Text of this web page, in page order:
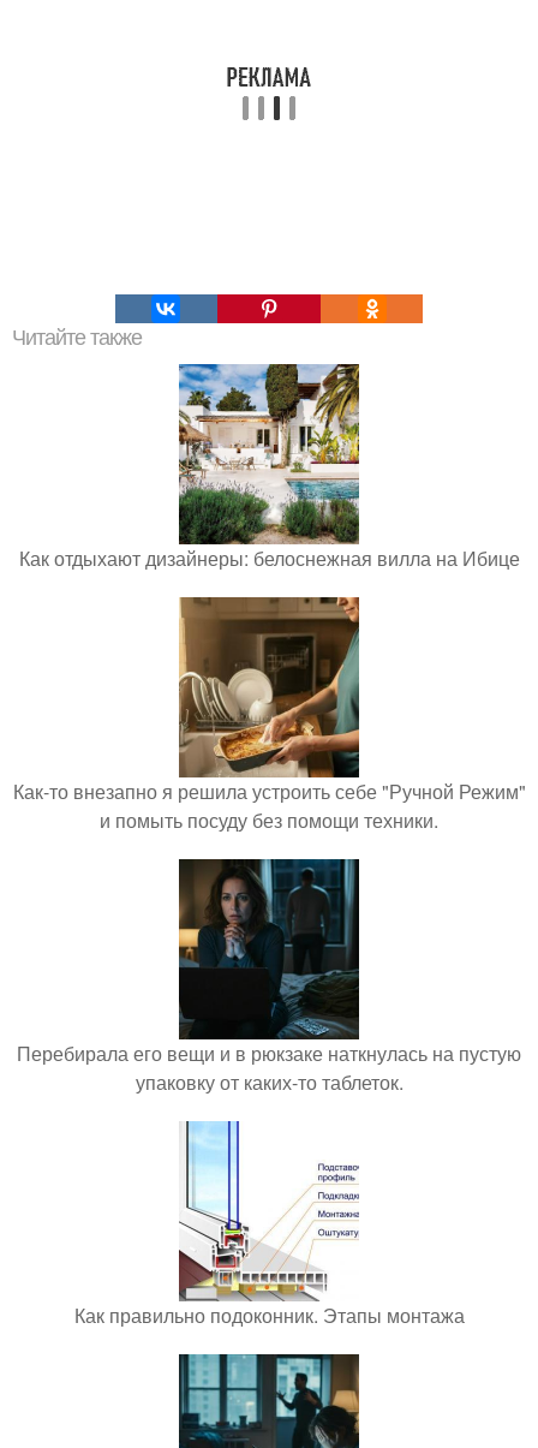
Читайте также
Как отдыхают дизайнеры: белоснежная вилла на Ибице
Как-то внезапно я решила устроить себе "Ручной Режим"
и помыть посуду без помощи техники.
Перебирала его вещи и в рюкзаке наткнулась на пустую
упаковку от каких-то таблеток.
Как правильно подоконник. Этапы монтажа